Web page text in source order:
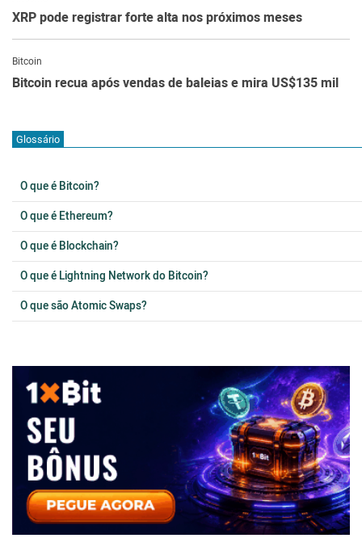
XRP pode registrar forte alta nos próximos meses
Bitcoin
Bitcoin recua após vendas de baleias e mira US$135 mil
Glossário
O que é Bitcoin?
O que é Ethereum?
O que é Blockchain?
O que é Lightning Network do Bitcoin?
O que são Atomic Swaps?